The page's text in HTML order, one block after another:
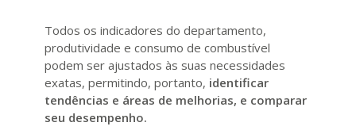
Todos os indicadores do departamento,
produtividade e consumo de combustível
podem ser ajustados às suas necessidades
exatas, permitindo, portanto, identificar
tendências e áreas de melhorias, e comparar
seu desempenho.